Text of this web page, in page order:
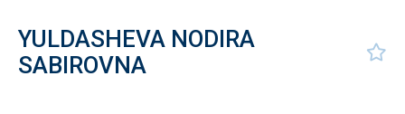
YULDASHEVA NODIRA
SABIROVNA